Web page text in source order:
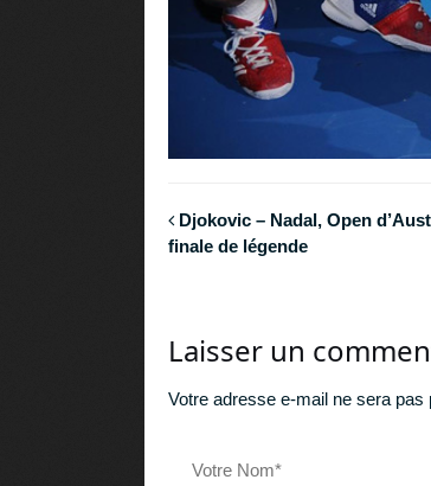
Djokovic – Nadal, Open
finale de légende
Laisser un
Votre adresse e-mail ne sera pas